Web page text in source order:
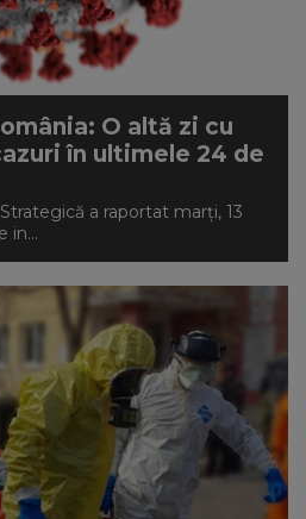
O altă zi cu
în ultimele 24 de
a raportat marți, 13
in...